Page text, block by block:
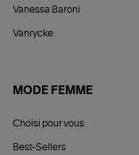
Vanessa Baroni
Vanrycke
MODE FEMME
Choisi pour vous
Best-Sellers